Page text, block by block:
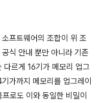
프트웨어의 조합이 위 조
식 안내 뿐만 아니라 기존
다르게 16기가 메모리 업그
가까지 메모리를 업그레이
로도 이와 동일한 비밀이